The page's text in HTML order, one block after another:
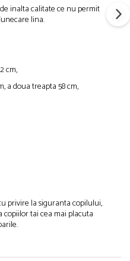
inalta calitate ce nu permit
lina.
cm,
a doua treapta 58 cm,
privire la siguranta copilului,
tai cea mai placuta